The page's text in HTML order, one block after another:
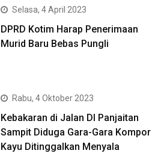
Selasa, 4 April 2023
DPRD Kotim Harap Penerimaan
Murid Baru Bebas Pungli
Rabu, 4 Oktober 2023
Kebakaran di Jalan DI Panjaitan
Sampit Diduga Gara-Gara Kompor
Kayu Ditinggalkan Menyala